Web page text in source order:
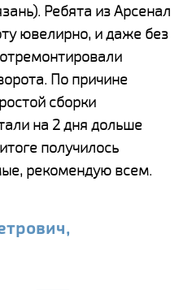
Ребята из Арсенал
ювелирно, и даже без
По причине
сборки
на 2 дня дольше
получилось
рекомендую всем.